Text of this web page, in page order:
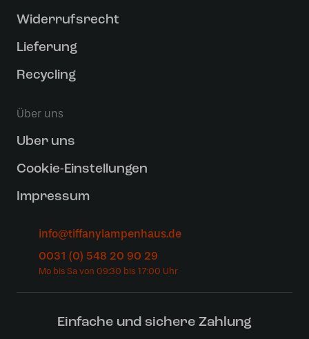
Widerrufsrecht
Lieferung
Recycling
Über uns
Uber uns
Cookie-Einstellungen
Impressum
info@tiffanylampenhaus.de
0031 (0) 548 20 90 29
Einfache und sichere Zahlung